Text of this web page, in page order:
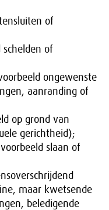
of
of
ongewenste
aanranding of
op grond van
gerichtheid);
slaan of
maar kwetsende
beledigende